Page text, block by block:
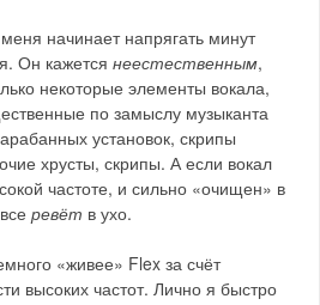
начинает напрягать минут
Он кажетсянеестественным,
некоторые элементы вокала,
по замыслу музыканта
установок, скрипы
хрусты, скрипы. А если вокал
частоте, и сильно «очищен» в
ревёт в ухо.
«живее» Flex за счёт
высоких частот. Лично я быстро